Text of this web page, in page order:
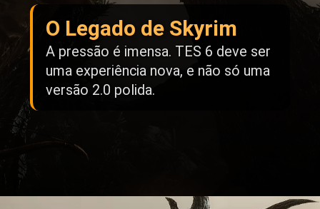
O Legado de Skyrim
A pressão é imensa. TES 6 deve ser
uma experiência nova, e não só uma
versão 2.0 polida.